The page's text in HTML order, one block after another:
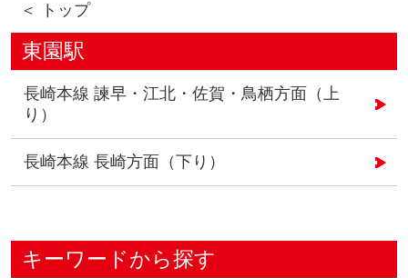
＜ トップ
東園駅
長崎本線 諫早・江北・佐賀・鳥栖方面（上
り）
長崎本線 長崎方面（下り）
キーワードから探す